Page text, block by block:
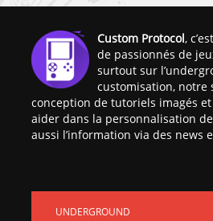
Custom Protocol,
de passionnés de
surtout sur
customisation, notre
conception de tutoriels imagés
aider dans la personnalisation
aussi l’information via des news
UNDERGROUND